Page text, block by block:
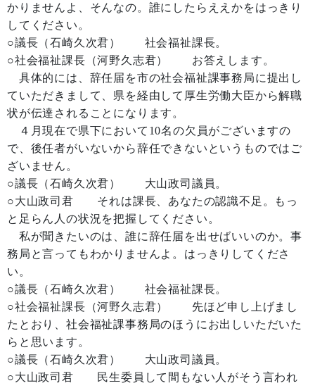
かりませんよ、そんなの。誰にしたらええかをはっきり
してください。
○議長（石崎久次君） 社会福祉課長。
○社会福祉課長（河野久志君） お答えします。
具体的には、辞任届を市の社会福祉課事務局に提出し
ていただきまして、県を経由して厚生労働大臣から解職
状が伝達されることになります。
４月現在で県下において10名の欠員がございますの
で、後任者がいないから辞任できないというものではご
ざいません。
○議長（石崎久次君） 大山政司議員。
○大山政司君 それは課長、あなたの認識不足。もっ
と足らん人の状況を把握してください。
私が聞きたいのは、誰に辞任届を出せばいいのか。事
務局と言ってもわかりませんよ。はっきりしてくださ
い。
○議長（石崎久次君） 社会福祉課長。
○社会福祉課長（河野久志君） 先ほど申し上げまし
たとおり、社会福祉課事務局のほうにお出しいただいた
らと思います。
○議長（石崎久次君） 大山政司議員。
○大山政司君 民生委員して間もない人がそう言われ